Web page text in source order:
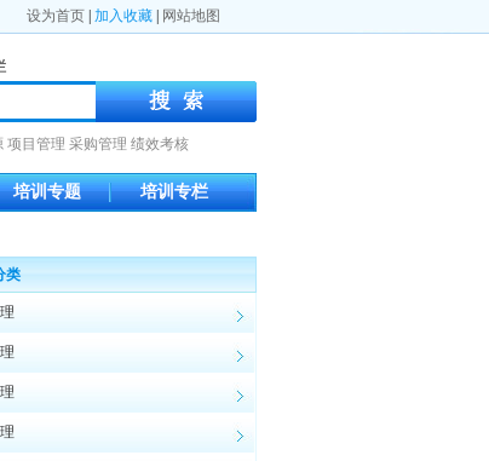
设为首页 加入收藏 网站地图
项目管理 采购管理 绩效考核
培训专题 培训专栏
类